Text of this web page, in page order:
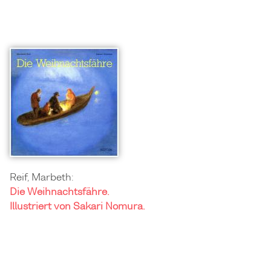
Reif, Marbeth:
Die Weihnachtsfähre.
Illustriert von Sakari Nomura.